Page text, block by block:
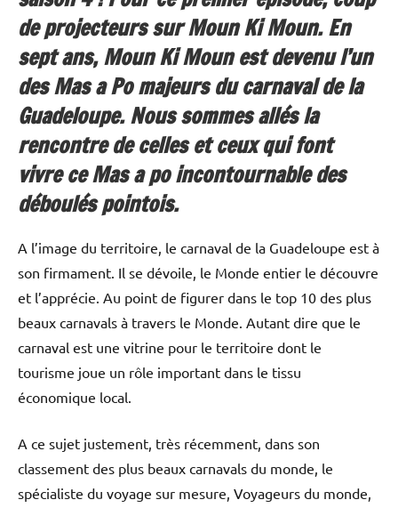
de projecteurs sur Moun Ki Moun. En
sept ans, Moun Ki Moun est devenu l’un
des Mas a Po majeurs du carnaval de la
Guadeloupe. Nous sommes allés la
rencontre de celles et ceux qui font
vivre ce Mas a po incontournable des
déboulés pointois.
A l’image du territoire, le carnaval de la Guadeloupe est à
son firmament. Il se dévoile, le Monde entier le découvre
et l’apprécie. Au point de figurer dans le top 10 des plus
beaux carnavals à travers le Monde. Autant dire que le
carnaval est une vitrine pour le territoire dont le
tourisme joue un rôle important dans le tissu
économique local.
A ce sujet justement, très récemment, dans son
classement des plus beaux carnavals du monde, le
spécialiste du voyage sur mesure, Voyageurs du monde,